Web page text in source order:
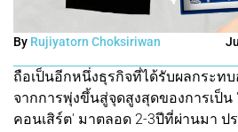
By Rujiyatorn Choksiriwan
ถือเป็นอีกหนึ่งธุรกิจที่ได้รับผลกระท
จากการพุ่งขึ้นสู่จุดสูงสุดของการเป็น
คอนเสิร์ต' มาตลอด 2-3ปีที่ผ่านมา